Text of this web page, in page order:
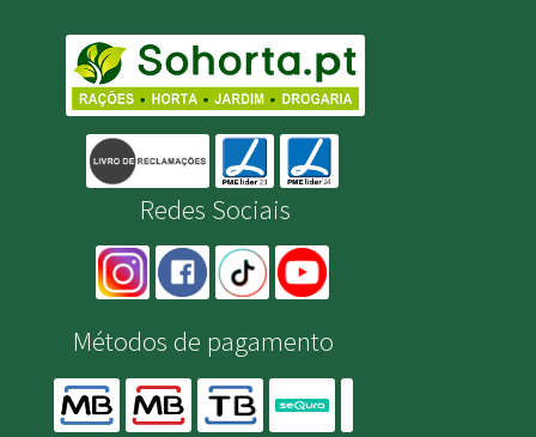
Redes Sociais
Métodos de pagamento